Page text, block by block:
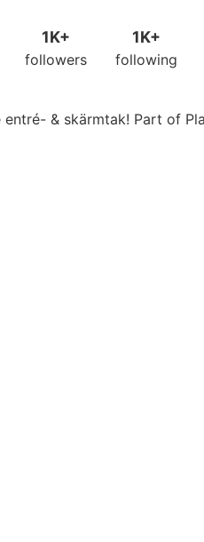
1K+
followers
1K+
following
& skärmtak! Part of